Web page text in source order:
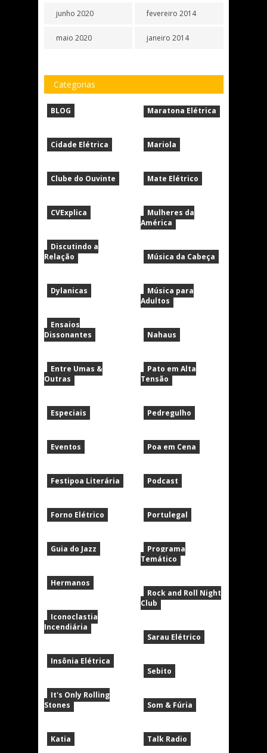
junho 2020
maio 2020
fevereiro 2014
janeiro 2014
Categorias
BLOG
Cidade Elétrica
Clube do Ouvinte
CVExplica
Discutindo a
Relação
Dylanicas
Ensaios
Dissonantes
Entre Umas &
Outras
Especiais
Eventos
Festipoa Literária
Forno Elétrico
Guia do Jazz
Hermanos
Iconoclastia
Incendiária
Insônia Elétrica
It's Only Rolling
Stones
Katia
Maratona Elétrica
Mariola
Mate Elétrico
Mulheres da
América
Música da Cabeça
Música para
Adultos
Nahaus
Pato em Alta
Tensão
Pedregulho
Poa em Cena
Podcast
Portulegal
Programa
Temático
Rock and Roll Night
Club
Sarau Elétrico
Sebito
Som & Fúria
Talk Radio